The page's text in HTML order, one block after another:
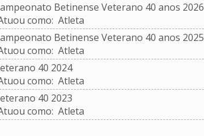
Betinense Veterano 40 anos 2026
como: Atleta
Betinense Veterano 40 anos 2025
como: Atleta
40 2024
como: Atleta
40 2023
como: Atleta